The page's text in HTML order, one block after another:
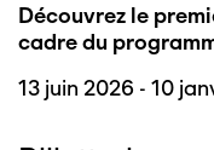
Découvrez le
cadre du
13 juin 2026 - 10